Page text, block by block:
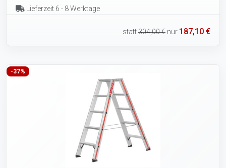
Lieferzeit 6 - 8 Werktage
statt304,00 € nur 187,10 €
-37%